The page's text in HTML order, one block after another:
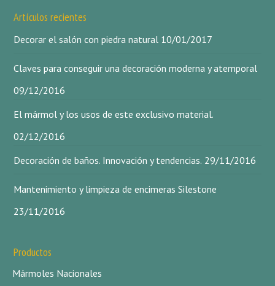
Artículos recientes
Decorar el salón con piedra natural 10/01/2017
Claves para conseguir una decoración moderna y atemporal
09/12/2016
El mármol y los usos de este exclusivo material.
02/12/2016
Decoración de baños. Innovación y tendencias. 29/11/2016
Mantenimiento y limpieza de encimeras Silestone
23/11/2016
Productos
Mármoles Nacionales